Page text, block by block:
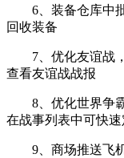
6、装备仓库中批
回收装备
7、优化友谊战，
查看友谊战战报
8、优化世界争霸
在战事列表中可快
9、商场推送飞机